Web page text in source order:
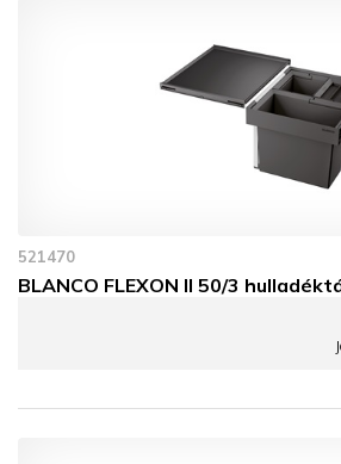
521470
BLANCO FLEXON II 50/3